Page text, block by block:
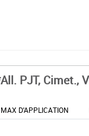
PJT, Cimet.,
D'APPLICATION